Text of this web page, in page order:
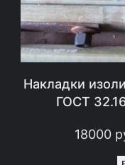
Накладки
ГОСТ
18000